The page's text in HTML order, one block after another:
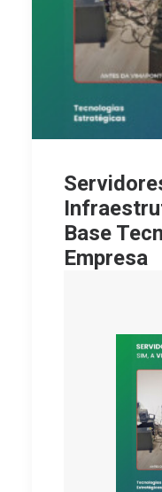
Base
Empresa